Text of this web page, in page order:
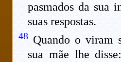
pasmados da sua
suas respostas.
48 Quando o viram
sua mãe lhe